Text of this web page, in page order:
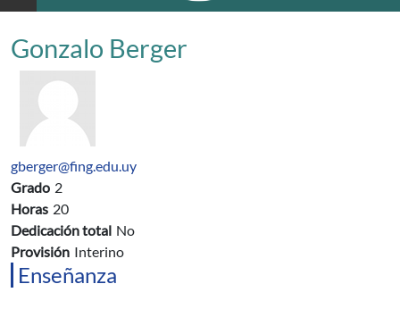
Gonzalo Berger
gberger@fing.edu.uy
Grado 2
Horas 20
Dedicación total No
Provisión Interino
Enseñanza